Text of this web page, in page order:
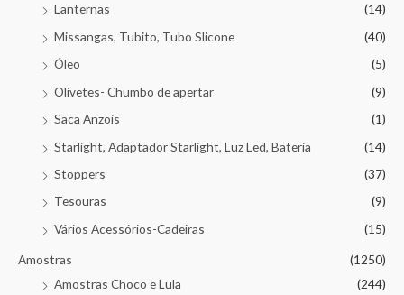
Lanternas
(14)
Missangas, Tubito, Tubo Slicone
(40)
Óleo
(5)
Olivetes- Chumbo de apertar
(9)
Saca Anzois
(1)
Starlight, Adaptador Starlight, Luz Led, Bateria
(14)
Stoppers
(37)
Tesouras
(9)
Vários Acessórios-Cadeiras
(15)
Amostras
(1250)
Amostras Choco e Lula
(244)